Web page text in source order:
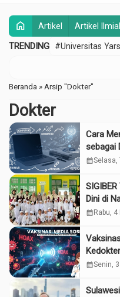
home Artikel Artikel
TRENDING #Universitas
Beranda » Arsip "Dokter"
Dokter
Cara
sebagai
calendar_monthSelasa,
Dini di
calendar_month Rabu, 4
calendar_monthSenin,